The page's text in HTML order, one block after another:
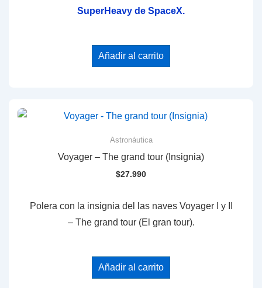
SuperHeavy de SpaceX.
Añadir al carrito
Astronáutica
Voyager – The grand tour (Insignia)
$27.990
Polera con la insignia del las naves Voyager I y II
– The grand tour (El gran tour).
Añadir al carrito